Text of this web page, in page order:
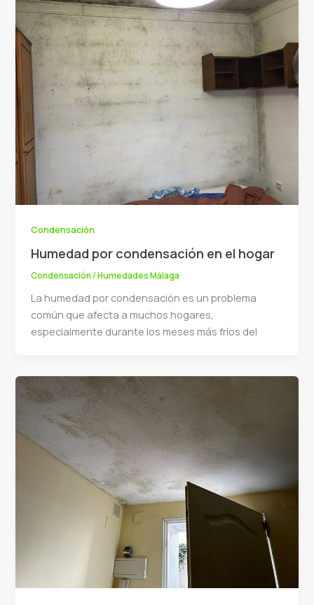
Condensación
Humedad por condensación en el hogar
Condensación/Humedades Málaga
La humedad por condensación es un problema
común que afecta a muchos hogares,
especialmente durante los meses más fríos del